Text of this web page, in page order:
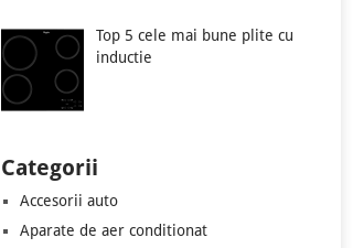
Top 5 cele mai bune plite cu
inductie
Categorii
Accesorii auto
Aparate de aer conditionat